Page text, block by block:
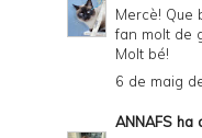
Mercè! Que
fan molt de
Molt bé!
6 de maig
ANNAFS ha